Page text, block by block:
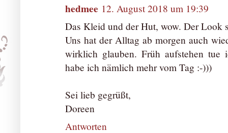
hedmee 12. August 2018 um 19:39
Das Kleid und der Hut, wow. Der Look
Uns hat der Alltag ab morgen auch
wirklich glauben. Früh aufstehen tue
habe ich nämlich mehr vom Tag :-)))
Sei lieb gegrüßt,
Doreen
Antworten